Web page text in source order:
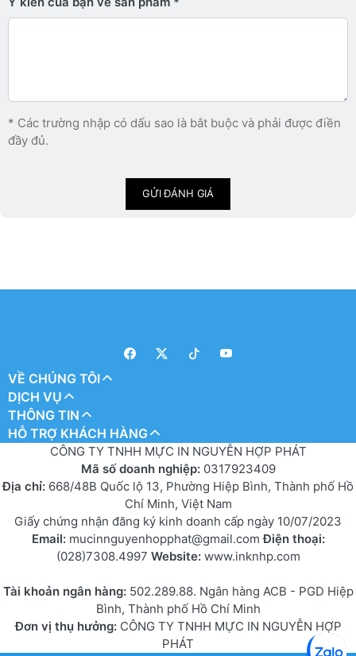
* Các trường nhập có dấu sao là bắt buộc và phải được điền
đầy đủ.
GỬI ĐÁNH GIÁ
VỀ CHÚNG TÔI
DỊCH VỤ
THÔNG TIN
HỖ TRỢ KHÁCH HÀNG
CÔNG TY TNHH MỰC IN NGUYỄN HỢP PHÁT
Mã số doanh nghiệp: 0317923409
Địa chỉ: 668/48B Quốc lộ 13, Phường Hiệp Bình, Thành phố Hồ
Chí Minh, Việt Nam
Giấy chứng nhận đăng ký kinh doanh cấp ngày 10/07/2023
Email: mucinnguyenhopphat@gmail.comĐiện thoại:
(028)7308.4997 Website: www.inknhp.com
Tài khoản ngân hàng: 502.289.88. Ngân hàng ACB - PGD Hiệp
Bình, Thành phố Hồ Chí Minh
Đơn vị thụ hưởng:CÔNG TY TNHH MỰC IN NGUYỄN HỢP
PHÁT